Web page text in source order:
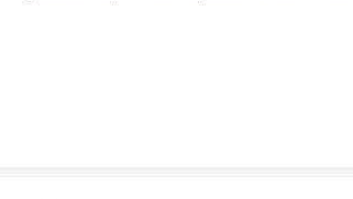
только природа может дарить. Река